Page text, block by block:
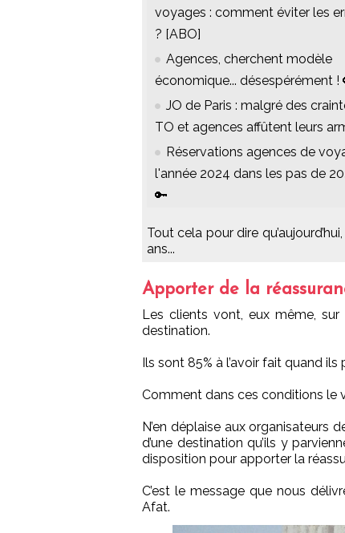
voyages : comment éviter les
? [ABO]
Agences, cherchent modèle
économique... désespérément !
JO de Paris : malgré des
TO et agences affûtent leurs
Réservations agences de
l'année 2024 dans les pas de
🔑
Tout cela pour dire
ans...
Apporter de la
Les clients vont, eux même,
destination.
Ils sont 85% à l’avoir fait quand
Comment dans ces conditions le
N’en déplaise aux organisateurs
d’une destination qu’ils y
disposition pour apporter la
C’est le message que nous
Afat.